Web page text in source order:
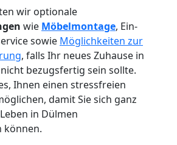
wir optionale
wie Möbelmontage, Ein-
sowie Möglichkeiten zur
, falls Ihr neues Zuhause in
bezugsfertig sein sollte.
Ihnen einen stressfreien
damit Sie sich ganz
in Dülmen
können.